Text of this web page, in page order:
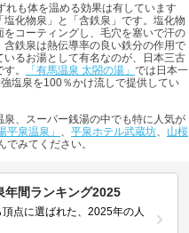
れも体を温める効果は有しています
化物泉」と「含鉄泉」です。塩化物
コーティングし、毛穴を塞いで汗の
鉄泉は熱伝導率の良い鉄分の作用で
るお湯として有名なのが、日本三古
。
「有馬温泉 太閤の湯」 では日本一
塩泉を100％かけ流しで提供してい
、スーパー銭湯の中でも特に人気が
泉温泉」 平泉ホテル武蔵坊
山桜
みてください。
年間ランキング2025
点に選ばれた、2025年の人